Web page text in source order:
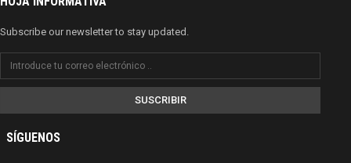
Subscribe our newsletter to stay updated.
SUSCRIBIR
SÍGUENOS